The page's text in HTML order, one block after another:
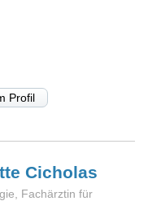
Profil
Cicholas
Fachärztin für